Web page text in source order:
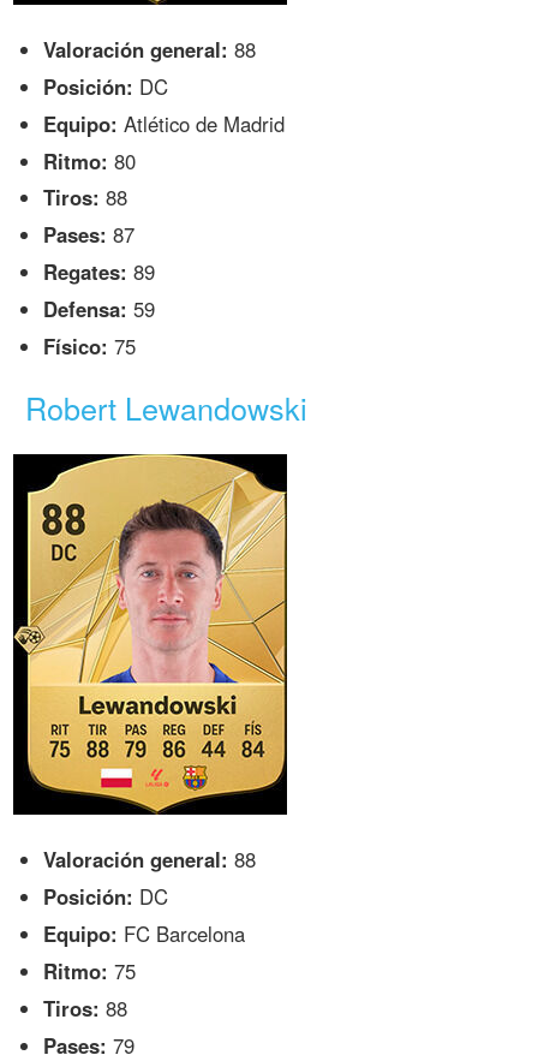
Valoración general: 88
Posición: DC
Equipo: Atlético de Madrid
Ritmo: 80
Tiros: 88
Pases: 87
Regates: 89
Defensa: 59
Físico: 75
Robert Lewandowski
Valoración general: 88
Posición: DC
Equipo: FC Barcelona
Ritmo: 75
Tiros: 88
Pases: 79